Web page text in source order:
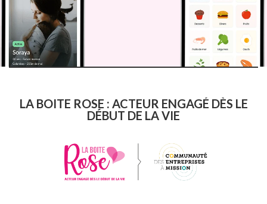
LA BOITE ROSE : ACTEUR ENGAGÉ DÈS LE
DÉBUT DE LA VIE